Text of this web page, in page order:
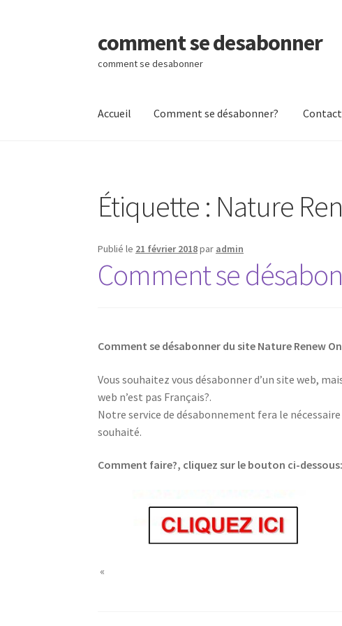
Aller
à
la
Aller
au
contenu
comment se desabonner
comment se desabonner
Accueil Comment se désabonner?
Étiquette : Nature
Publié le 21 février 2018par admin
Comment se
Comment se désabonner du site Nature Renew
Vous souhaitez vous désabonner d’un site web,
web n’est pas Français?.
Notre service de désabonnement fera le
souhaité.
Comment faire?, cliquez sur le bouton ci-dessous:
«